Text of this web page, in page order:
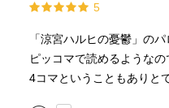
5
「涼宮ハルヒの憂鬱」のパ
ピッコマで読めるようなの
4コマということもありと